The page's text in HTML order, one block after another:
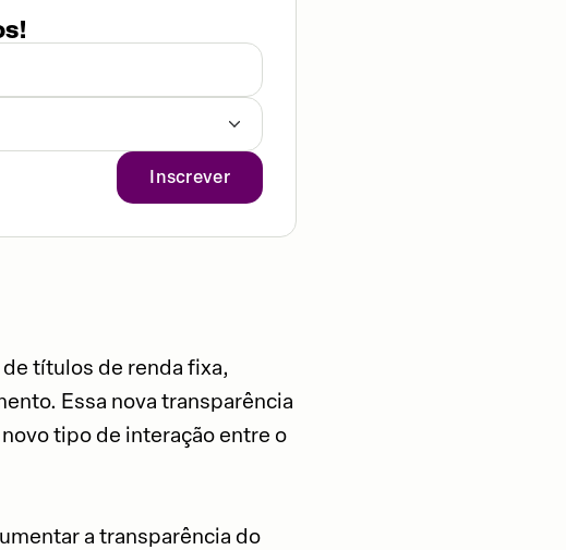
Inscrever
títulos de renda fixa,
Essa nova transparência
tipo de interação entre o
a transparência do